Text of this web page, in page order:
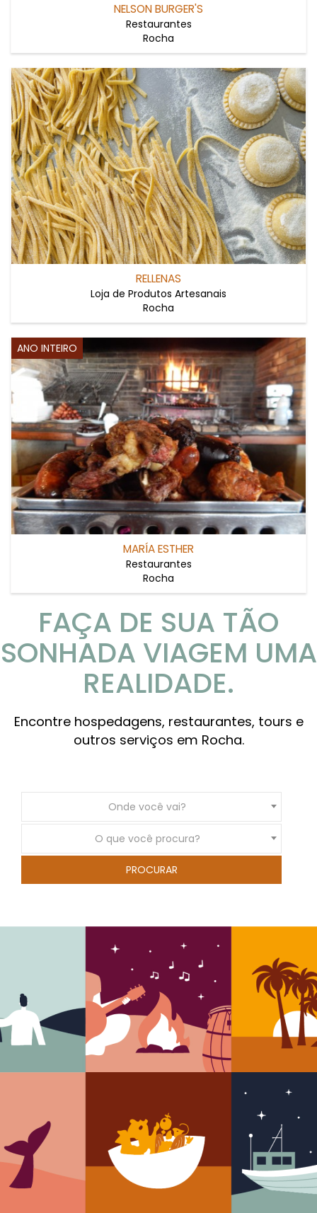
NELSON BURGER'S
Restaurantes
Rocha
RELLENAS
Loja de Produtos Artesanais
Rocha
ANO INTEIRO
MARÍA ESTHER
Restaurantes
Rocha
FAÇA DE SUA TÃO
SONHADA VIAGEM UMA
REALIDADE.
Encontre hospedagens, restaurantes, tours e
outros serviços em Rocha.
Onde você vai?
O que você procura?